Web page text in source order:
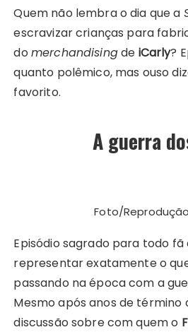
Quem não lembra o dia que a
escravizar crianças para
do merchandisingde iCarly?
quanto polêmico, mas ouso
favorito.
A guerra
Foto/
Episódio sagrado para todo fã
representar exatamente o
passando na época com a
Mesmo após anos de término
discussão sobre com quem o